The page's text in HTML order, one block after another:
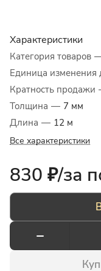
Характеристики
Категория товаров
Единица изменения
Кратность продажи
Толщина — 7 мм
Длина — 12 м
Все характеристики
830 ₽/за